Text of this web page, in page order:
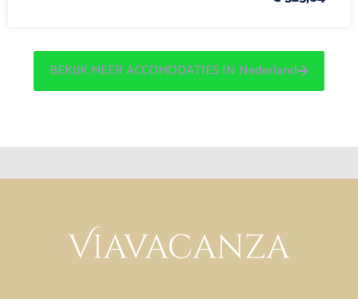
BEKIJK MEER ACCOMODATIES IN Nederland